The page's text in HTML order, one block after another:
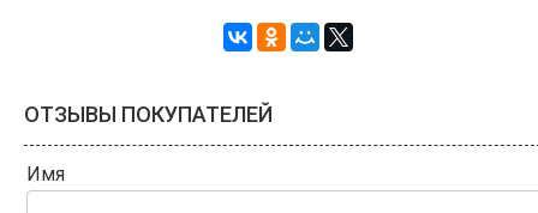
ОТЗЫВЫ ПОКУПАТЕЛЕЙ
Имя